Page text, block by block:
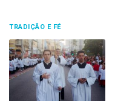
TRADIÇÃO E FÉ